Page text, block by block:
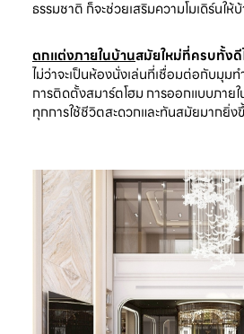
ธรรมชาติ ก็จะช่วยเสริมความโมเดิร์นใ
ตกแต่งภายในบ้านสมัยใหม่ที่ครบทั้ง
ไม่ว่าจะเป็นห้องนั่งเล่นที่เชื่อมต่อกับมุมท
การติดตั้งสมาร์ตโฮม การออกแบบภาย
ทุกการใช้ชีวิตสะดวกและทันสมัยมากยิ่ง